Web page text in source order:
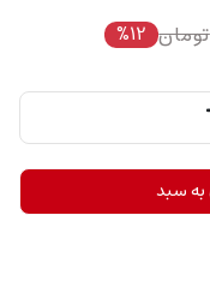
تومان %12
به سبد